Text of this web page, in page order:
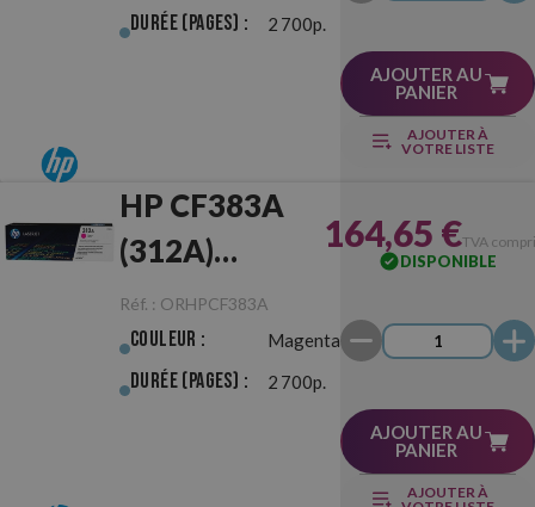
Durée (pages) : 2 700p.
AJOUTER AU
PANIER
AJOUTER À
VOTRE LISTE
HP CF383A
(312A)
Magenta
Originale
Réf. : ORHPCF383A
Couleur : Magenta
Durée (pages) : 2 700p.
164,65 €TVA
DISPONIBLE
AJOUTER AU
PANIER
AJOUTER À